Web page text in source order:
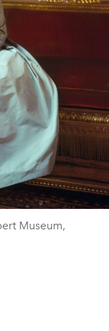
Museum,